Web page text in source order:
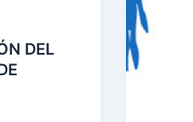
DEL